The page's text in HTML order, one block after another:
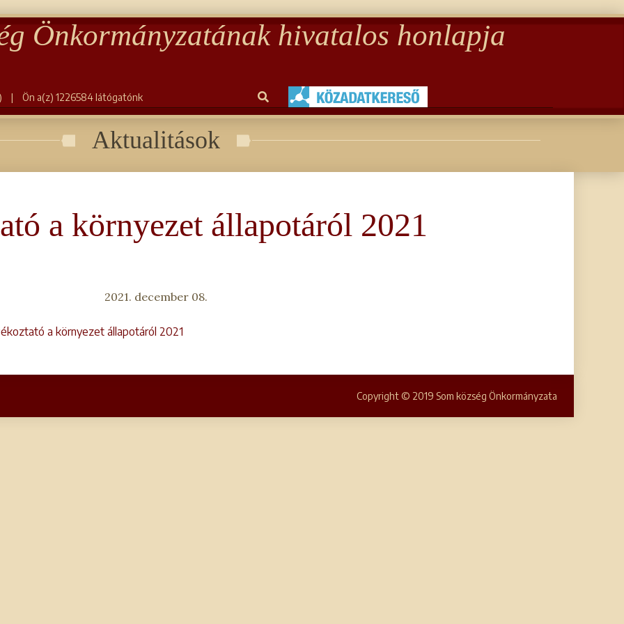
Önkormányzatának hivatalos honlapja
| Ön a(z) 1226584 látógatónk
Aktualitások
a környezet állapotáról 2021
2021. december 08.
a környezet állapotáról 2021
Copyright © 2019 Som község Önkormányzata